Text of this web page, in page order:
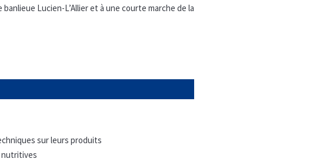
Lucien-L’Allier et à une courte marche de la
sur leurs produits
nutritives